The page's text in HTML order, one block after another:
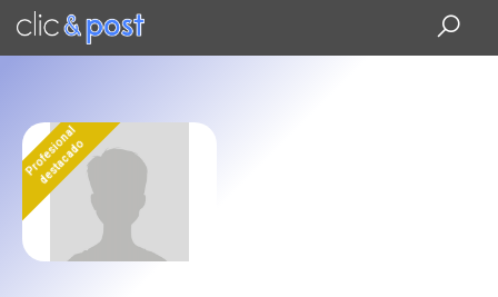
Saltar
contenido
Profesional
destacado